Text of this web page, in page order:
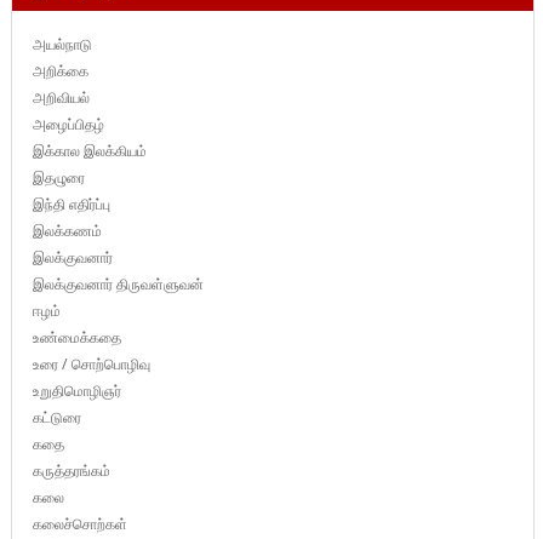
அயல்நாடு
அறிக்கை
அறிவியல்
அழைப்பிதழ்
இக்கால இலக்கியம்
இதழுரை
இந்தி எதிர்ப்பு
இலக்கணம்
இலக்குவனார்
இலக்குவனார் திருவள்ளுவன்
ஈழம்
உண்மைக்கதை
உரை / சொற்பொழிவு
உறுதிமொழிஞர்
கட்டுரை
கதை
கருத்தரங்கம்
கலை
கலைச்சொற்கள்